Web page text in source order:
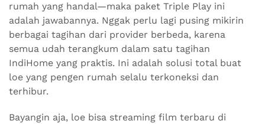
rumah yang handal—maka paket Triple Play ini
adalah jawabannya. Nggak perlu lagi pusing mikirin
berbagai tagihan dari provider berbeda, karena
semua udah terangkum dalam satu tagihan
IndiHome yang praktis. Ini adalah solusi total buat
loe yang pengen rumah selalu terkoneksi dan
terhibur.
Bayangin aja, loe bisa streaming film terbaru di